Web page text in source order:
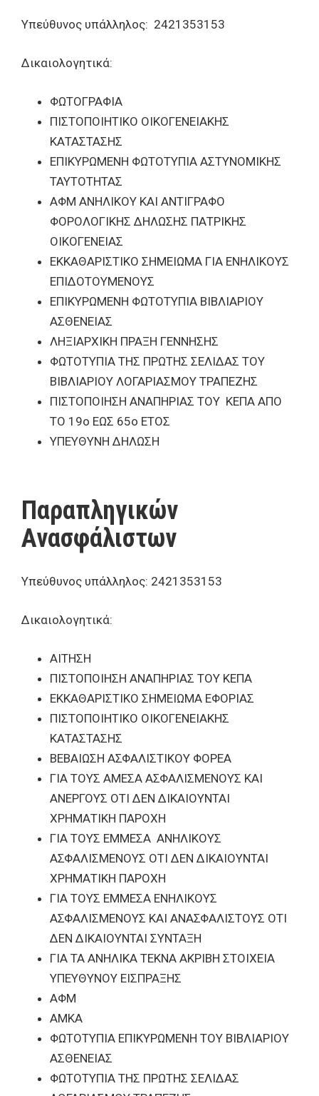
Υπεύθυνος υπάλληλος: 2421353153
Δικαιολογητικά:
ΦΩΤΟΓΡΑΦΙΑ
ΠΙΣΤΟΠΟΙΗΤΙΚΟ ΟΙΚΟΓΕΝΕΙΑΚΗΣ
ΚΑΤΑΣΤΑΣΗΣ
ΕΠΙΚΥΡΩΜΕΝΗ ΦΩΤΟΤΥΠΙΑ ΑΣΤΥΝΟΜΙΚΗΣ
ΤΑΥΤΟΤΗΤΑΣ
ΑΦΜ ΑΝΗΛΙΚΟΥ ΚΑΙ ΑΝΤΙΓΡΑΦΟ
ΦΟΡΟΛΟΓΙΚΗΣ ΔΗΛΩΣΗΣ ΠΑΤΡΙΚΗΣ
ΟΙΚΟΓΕΝΕΙΑΣ
ΕΚΚΑΘΑΡΙΣΤΙΚΟ ΣΗΜΕΙΩΜΑ ΓΙΑ ΕΝΗΛΙΚΟΥΣ
ΕΠΙΔΟΤΟΥΜΕΝΟΥΣ
ΕΠΙΚΥΡΩΜΕΝΗ ΦΩΤΟΤΥΠΙΑ ΒΙΒΛΙΑΡΙΟΥ
ΑΣΘΕΝΕΙΑΣ
ΛΗΞΙΑΡΧΙΚΗ ΠΡΑΞΗ ΓΕΝΝΗΣΗΣ
ΦΩΤΟΤΥΠΙΑ ΤΗΣ ΠΡΩΤΗΣ ΣΕΛΙΔΑΣ ΤΟΥ
ΒΙΒΛΙΑΡΙΟΥ ΛΟΓΑΡΙΑΣΜΟΥ ΤΡΑΠΕΖΗΣ
ΠΙΣΤΟΠΟΙΗΣΗ ΑΝΑΠΗΡΙΑΣ ΤΟΥ ΚΕΠΑ ΑΠΟ
ΤΟ 19ο ΕΩΣ 65ο ΕΤΟΣ
ΥΠΕΥΘΥΝΗ ΔΗΛΩΣΗ
Παραπληγικών
Ανασφάλιστων
Υπεύθυνος υπάλληλος: 2421353153
Δικαιολογητικά:
ΑΙΤΗΣΗ
ΠΙΣΤΟΠΟΙΗΣΗ ΑΝΑΠΗΡΙΑΣ ΤΟΥ ΚΕΠΑ
ΕΚΚΑΘΑΡΙΣΤΙΚΟ ΣΗΜΕΙΩΜΑ ΕΦΟΡΙΑΣ
ΠΙΣΤΟΠΟΙΗΤΙΚΟ ΟΙΚΟΓΕΝΕΙΑΚΗΣ
ΚΑΤΑΣΤΑΣΗΣ
ΒΕΒΑΙΩΣΗ ΑΣΦΑΛΙΣΤΙΚΟΥ ΦΟΡΕΑ
ΓΙΑ ΤΟΥΣ ΑΜΕΣΑ ΑΣΦΑΛΙΣΜΕΝΟΥΣ ΚΑΙ
ΑΝΕΡΓΟΥΣ ΟΤΙ ΔΕΝ ΔΙΚΑΙΟΥΝΤΑΙ
ΧΡΗΜΑΤΙΚΗ ΠΑΡΟΧΗ
ΓΙΑ ΤΟΥΣ ΕΜΜΕΣΑ ΑΝΗΛΙΚΟΥΣ
ΑΣΦΑΛΙΣΜΕΝΟΥΣ ΟΤΙ ΔΕΝ ΔΙΚΑΙΟΥΝΤΑΙ
ΧΡΗΜΑΤΙΚΗ ΠΑΡΟΧΗ
ΓΙΑ ΤΟΥΣ ΕΜΜΕΣΑ ΕΝΗΛΙΚΟΥΣ
ΑΣΦΑΛΙΣΜΕΝΟΥΣ ΚΑΙ ΑΝΑΣΦΑΛΙΣΤΟΥΣ ΟΤΙ
ΔΕΝ ΔΙΚΑΙΟΥΝΤΑΙ ΣΥΝΤΑΞΗ
ΓΙΑ ΤΑ ΑΝΗΛΙΚΑ ΤΕΚΝΑ ΑΚΡΙΒΗ ΣΤΟΙΧΕΙΑ
ΥΠΕΥΘΥΝΟΥ ΕΙΣΠΡΑΞΗΣ
ΑΦΜ
ΑΜΚΑ
ΦΩΤΟΤΥΠΙΑ ΕΠΙΚΥΡΩΜΕΝΗ ΤΟΥ ΒΙΒΛΙΑΡΙΟΥ
ΑΣΘΕΝΕΙΑΣ
ΦΩΤΟΤΥΠΙΑ ΤΗΣ ΠΡΩΤΗΣ ΣΕΛΙΔΑΣ